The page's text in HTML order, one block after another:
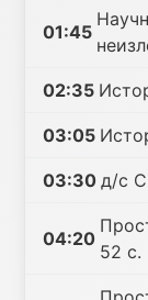
01:45
02:35
03:05
03:30 д/с
04:20
52 с.